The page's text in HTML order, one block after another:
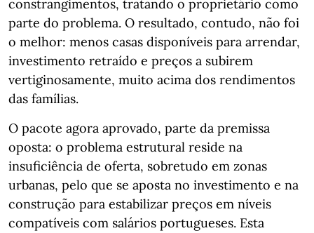
constrangimentos, tratando o proprietário como
parte do problema. O resultado, contudo, não foi
o melhor: menos casas disponíveis para arrendar,
investimento retraído e preços a subirem
vertiginosamente, muito acima dos rendimentos
das famílias.
O pacote agora aprovado, parte da premissa
oposta: o problema estrutural reside na
insuficiência de oferta, sobretudo em zonas
urbanas, pelo que se aposta no investimento e na
construção para estabilizar preços em níveis
compatíveis com salários portugueses. Esta